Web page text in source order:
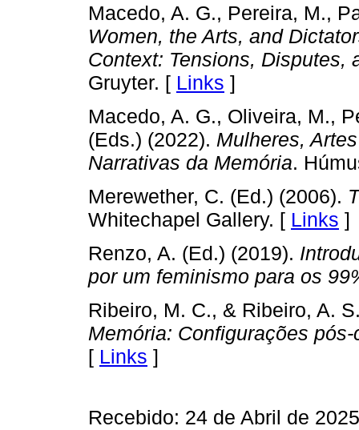
Macedo, A. G., Pereira, M.,
Women, the Arts, and
Context: Tensions, Disputes,
Gruyter. [ Links ]
Macedo, A. G., Oliveira, M.,
(Eds.) (2022). Mulheres,
Narrativas da Memória.
Merewether, C. (Ed.) (2006).
Whitechapel Gallery. [ Links ]
Renzo, A. (Ed.) (2019).
por um feminismo para os
Ribeiro, M. C., & Ribeiro, A.
Memória: Configurações
[ Links ]
Recebido: 24 de Abril de